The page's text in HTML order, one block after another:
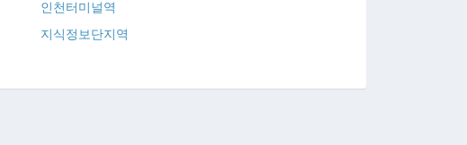
인천터미널역
지식정보단지역